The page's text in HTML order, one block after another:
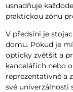
usnadňuje
praktickou zónu
V předsíni je
domu. Pokud je
opticky zvětšit a
kancelářích nebo
reprezentativně a
své univerzálnosti